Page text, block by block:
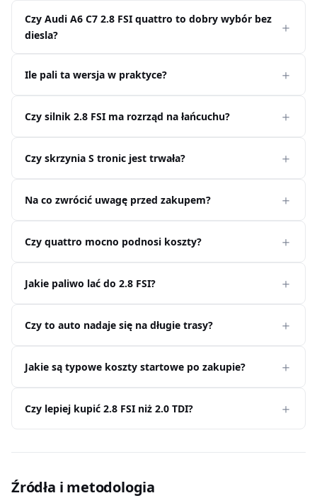
Czy Audi A6 C7 2.8 FSI quattro to dobry wybór bez
diesla?
Ile pali ta wersja w praktyce?
Czy silnik 2.8 FSI ma rozrząd na łańcuchu?
Czy skrzynia S tronic jest trwała?
Na co zwrócić uwagę przed zakupem?
Czy quattro mocno podnosi koszty?
Jakie paliwo lać do 2.8 FSI?
Czy to auto nadaje się na długie trasy?
Jakie są typowe koszty startowe po zakupie?
Czy lepiej kupić 2.8 FSI niż 2.0 TDI?
Źródła i metodologia